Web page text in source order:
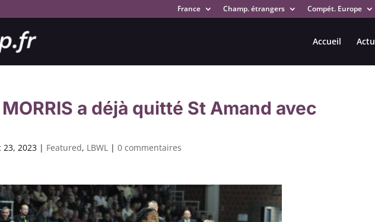
France Champ. étrangers Compét. Europe
Accueil Actu
a déjà quitté St Amand avec
23, 2023 | Featured, LBWL |0 commentaires